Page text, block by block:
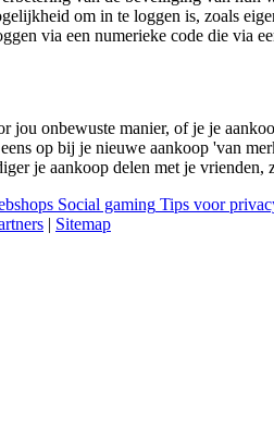
om in te loggen is, zoals
via een numerieke code die via
jou onbewuste manier, of je je
op bij je nieuwe aankoop 'van
je aankoop delen met je
Social gaming Tips voor
| Sitemap